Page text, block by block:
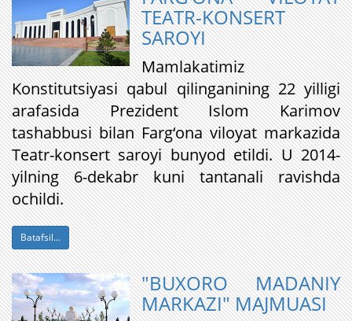
TEATR-KONSERT
SAROYI
Mamlakatimiz
Konstitutsiyasi qabul qilinganining 22 yilligi
arafasida Prezident Islom Karimov
tashabbusi bilan Farg‘ona viloyat markazida
Teatr-konsert saroyi bunyod etildi. U 2014-
yilning 6-dekabr kuni tantanali ravishda
ochildi.
Batafsil...
"BUXORO MADANIY
MARKAZI" MAJMUASI